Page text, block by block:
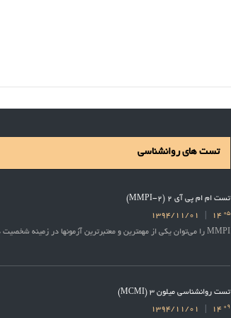
تست های روانشناسی
تست ام ام پی آی 2 (MMPI-2)
05
14
1394/11/01
MMPI را می‌توان یکی از مهمترین و معتبرترین آزمونها در زمینه شخصیت دانست
تست روانشناسی میلون 3 (MCMI)
09
14
1394/11/01